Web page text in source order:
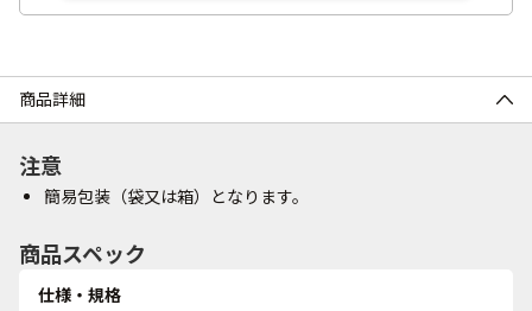
商品詳細
注意
簡易包装（袋又は箱）となります。
商品スペック
仕様・規格